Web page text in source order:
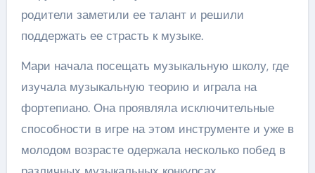
родители заметили ее талант и решили
поддержать ее страсть к музыке.
Mари начала посещать музыкальную школу, где
изучала музыкальную теорию и играла на
фортепиано. Она проявляла исключительные
способности в игре на этом инструменте и уже в
молодом возрасте одержала несколько побед в